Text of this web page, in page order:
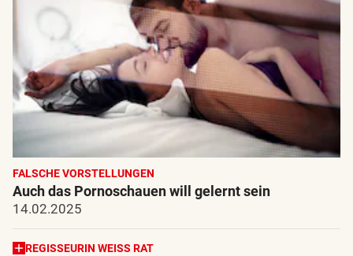
FALSCHE VORSTELLUNGEN
Auch das Pornoschauen will gelernt sein
14.02.2025
REGISSEURIN WEISS RAT